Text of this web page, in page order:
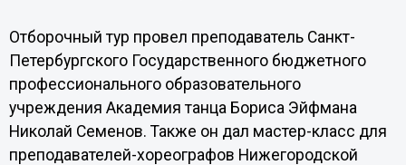
Отборочный тур провел преподаватель Санкт-
Петербургского Государственного бюджетного
профессионального образовательного
учреждения Академия танца Бориса Эйфмана
Николай Семенов. Также он дал мастер-класс для
преподавателей-хореографов Нижегородской